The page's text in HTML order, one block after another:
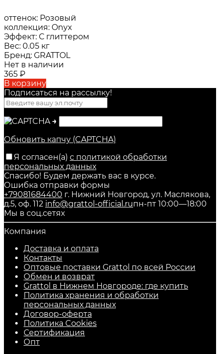
оттенок: Розовый
коллекция: Onyx
Эффект: С глиттером
Вес: 0.05 кг
Бренд: GRATTOL
Нет в наличии
365 ₽
В корзину
Подписаться на рассылкy!
→
Обновить капчу (CAPTCHA)
Я согласен(a) с политикой обработки
персональных данных
Спасибо! Будем держать вас в курсе.
Ошибка отправки формы
+79081684400 г. Нижний Новгород, ул. Маслякова,
д.5, оф. 112 info@grattol-official.ruпн-пт 10:00—18:00
Мы в соц.сетях
Компания
Доставка и оплата
Контакты
Оптовые поставки Grattol по всей России
Обмен и возврат
Grattol в Нижнем Новгороде: где купить
Политика хранения и обработки
персональных данных
Договор-оферта
Политика Cookies
Сертификация
Опт